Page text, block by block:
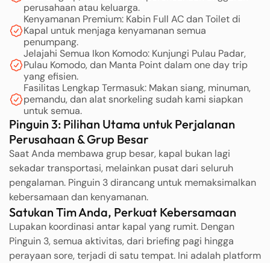
perusahaan atau keluarga.
Kenyamanan Premium: Kabin Full AC dan Toilet di
Kapal untuk menjaga kenyamanan semua
penumpang.
Jelajahi Semua Ikon Komodo: Kunjungi Pulau Padar,
Pulau Komodo, dan Manta Point dalam one day trip
yang efisien.
Fasilitas Lengkap Termasuk: Makan siang, minuman,
pemandu, dan alat snorkeling sudah kami siapkan
untuk semua.
Pinguin 3: Pilihan Utama untuk Perjalanan
Perusahaan & Grup Besar
Saat Anda membawa grup besar, kapal bukan lagi
sekadar transportasi, melainkan pusat dari seluruh
pengalaman. Pinguin 3 dirancang untuk memaksimalkan
kebersamaan dan kenyamanan.
Satukan Tim Anda, Perkuat Kebersamaan
Lupakan koordinasi antar kapal yang rumit. Dengan
Pinguin 3, semua aktivitas, dari briefing pagi hingga
perayaan sore, terjadi di satu tempat. Ini adalah platform